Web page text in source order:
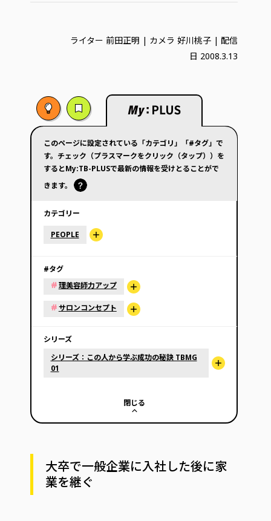
ライター 前田正明 | カメラ 好川桃子 | 配信
日 2008.3.13
このページに設定されている「カテゴリ」「#タグ」で
す。チェック（プラスマークをクリック（タップ））を
するとMy:TB-PLUSで最新の情報を受けとることがで
きます。
カテゴリー
PEOPLE
#タグ
#理美容師力アップ
#サロンコンセプト
シリーズ
シリーズ：この人から学ぶ成功の秘訣 TBMG
01
閉じる
大卒で一般企業に入社した後に家
業を継ぐ